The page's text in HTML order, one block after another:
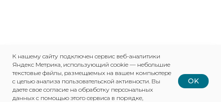
К нашему сайту подключен сервис веб-аналитики
Яндекс Метрика, использующий cookie — небольшие
текстовые файлы, размещаемых на вашем компьютере
с целью анализа пользовательской активности. Вы
даете свое согласие на обработку персональных
данных с помощью этого сервиса в порядке,
OK